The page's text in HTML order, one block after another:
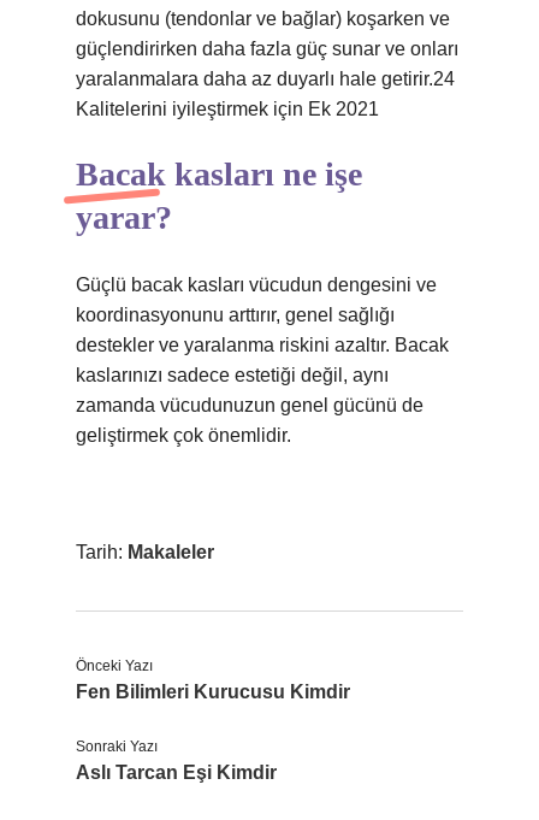
dokusunu (tendonlar ve bağlar) koşarken ve
güçlendirirken daha fazla güç sunar ve onları
yaralanmalara daha az duyarlı hale getirir.24
Kalitelerini iyileştirmek için Ek 2021
Bacak kasları ne işe
yarar?
Güçlü bacak kasları vücudun dengesini ve
koordinasyonunu arttırır, genel sağlığı
destekler ve yaralanma riskini azaltır. Bacak
kaslarınızı sadece estetiği değil, aynı
zamanda vücudunuzun genel gücünü de
geliştirmek çok önemlidir.
Tarih: Makaleler
Önceki Yazı
Fen Bilimleri Kurucusu Kimdir
Sonraki Yazı
Aslı Tarcan Eşi Kimdir